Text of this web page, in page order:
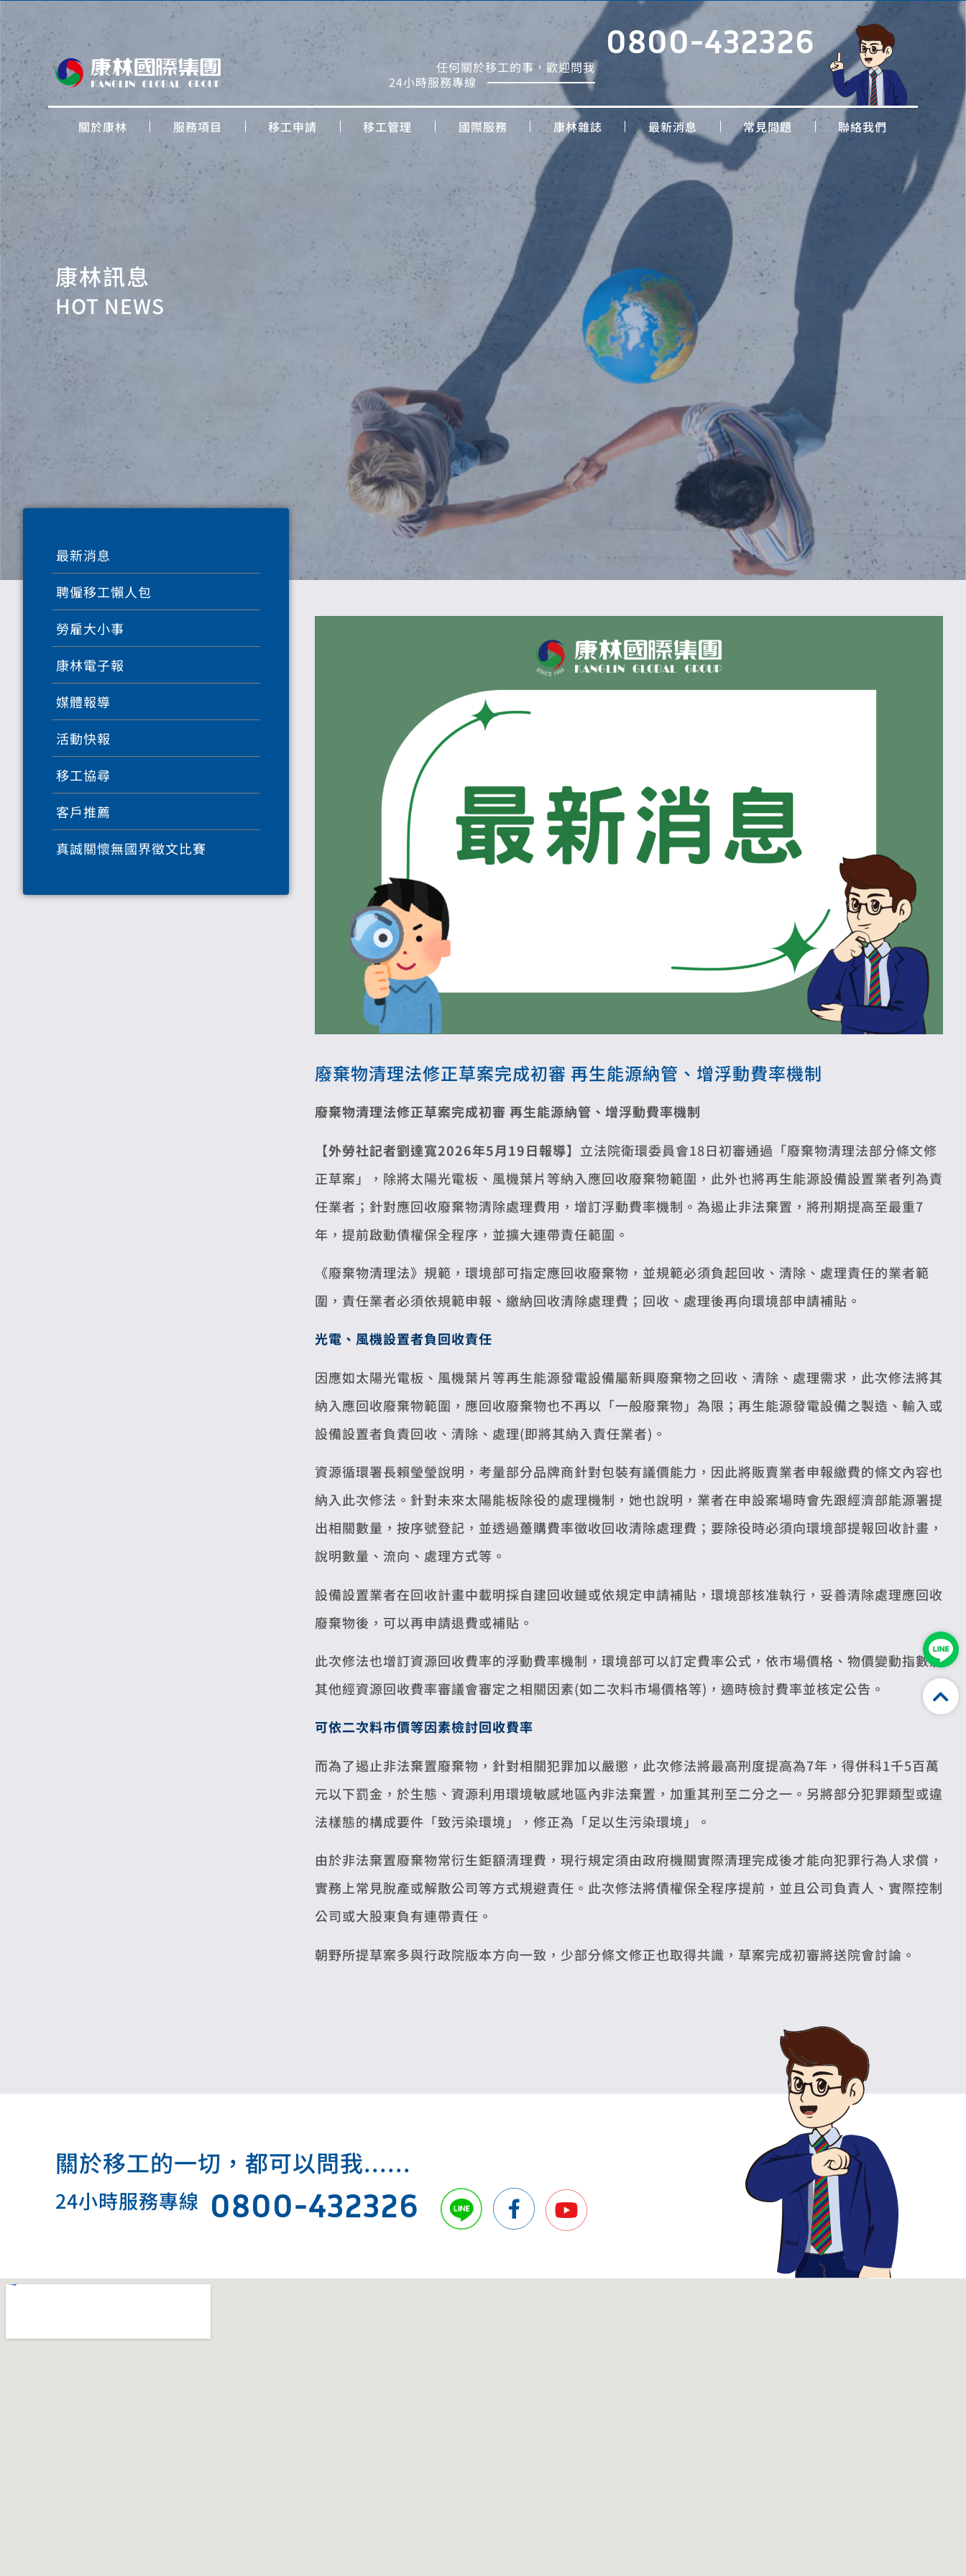
任何關於移工的事，歡迎問我
24小時服務專線
0800-432326
關於康林 服務項目 移工申請 移工管理 國際服務 康林雜誌 最新消息 常見問題 聯絡我們
康林訊息
HOT NEWS
最新消息
聘僱移工懶人包
勞雇大小事
康林電子報
媒體報導
活動快報
移工協尋
客戶推薦
真誠關懷無國界徵文比賽
廢棄物清理法修正草案完成初審 再生能源納管、增浮動費率機制
廢棄物清理法修正草案完成初審 再生能源納管、增浮動費率機制
【外勞社記者劉達寬2026年5月19日報導】 立法院衛環委員會18日初審通過「廢棄物清理法部分條文修
正草案」，除將太陽光電板、風機葉片等納入應回收廢棄物範圍，此外也將再生能源設備設置業者列為責
任業者；針對應回收廢棄物清除處理費用，增訂浮動費率機制。為遏止非法棄置，將刑期提高至最重7
年，提前啟動債權保全程序，並擴大連帶責任範圍。
《廢棄物清理法》規範，環境部可指定應回收廢棄物，並規範必須負起回收、清除、處理責任的業者範
圍，責任業者必須依規範申報、繳納回收清除處理費；回收、處理後再向環境部申請補貼。
光電、風機設置者負回收責任
因應如太陽光電板、風機葉片等再生能源發電設備屬新興廢棄物之回收、清除、處理需求，此次修法將其
納入應回收廢棄物範圍，應回收廢棄物也不再以「一般廢棄物」為限；再生能源發電設備之製造、輸入或
設備設置者負責回收、清除、處理(即將其納入責任業者)。
資源循環署長賴瑩瑩說明，考量部分品牌商針對包裝有議價能力，因此將販賣業者申報繳費的條文內容也
納入此次修法。針對未來太陽能板除役的處理機制，她也說明，業者在申設案場時會先跟經濟部能源署提
出相關數量，按序號登記，並透過躉購費率徵收回收清除處理費；要除役時必須向環境部提報回收計畫，
說明數量、流向、處理方式等。
設備設置業者在回收計畫中載明採自建回收鏈或依規定申請補貼，環境部核准執行，妥善清除處理應回收
廢棄物後，可以再申請退費或補貼。
此次修法也增訂資源回收費率的浮動費率機制，環境部可以訂定費率公式，依市場價格、物價變動指數及
其他經資源回收費率審議會審定之相關因素(如二次料市場價格等)，適時檢討費率並核定公告。
可依二次料市價等因素檢討回收費率
而為了遏止非法棄置廢棄物，針對相關犯罪加以嚴懲，此次修法將最高刑度提高為7年，得併科1千5百萬
元以下罰金，於生態、資源利用環境敏感地區內非法棄置，加重其刑至二分之一。另將部分犯罪類型或違
法樣態的構成要件「致污染環境」，修正為「足以生污染環境」。
由於非法棄置廢棄物常衍生鉅額清理費，現行規定須由政府機關實際清理完成後才能向犯罪行為人求償，
實務上常見脫產或解散公司等方式規避責任。此次修法將債權保全程序提前，並且公司負責人、實際控制
公司或大股東負有連帶責任。
朝野所提草案多與行政院版本方向一致，少部分條文修正也取得共識，草案完成初審將送院會討論。
關於移工的一切，都可以問我......
24小時服務專線 0800-432326